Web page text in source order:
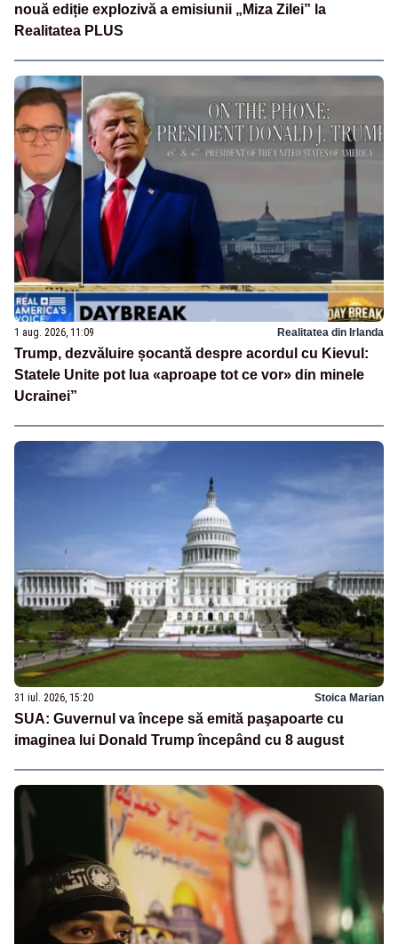
nouă ediție explozivă a emisiunii „Miza Zilei” la
Realitatea PLUS
1 aug. 2026, 11:09 Realitatea din Irlanda
Trump, dezvăluire șocantă despre acordul cu Kievul:
Statele Unite pot lua «aproape tot ce vor» din minele
Ucrainei”
31 iul. 2026, 15:20 Stoica Marian
SUA: Guvernul va începe să emită paşapoarte cu
imaginea lui Donald Trump începând cu 8 august